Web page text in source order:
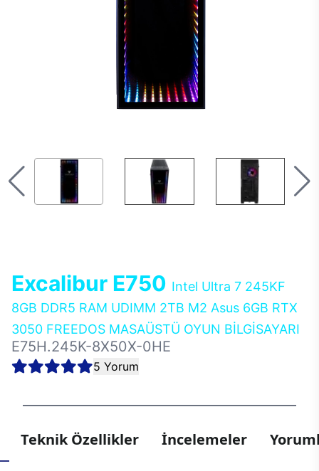
Excalibur E750 Intel Ultra 7 245KF
8GB DDR5 RAM UDIMM 2TB M2 Asus 6GB RTX
3050 FREEDOS MASAÜSTÜ OYUN BİLGİSAYARI
E75H.245K-8X50X-0HE
5 Yorum
Teknik Özellikler İncelemeler